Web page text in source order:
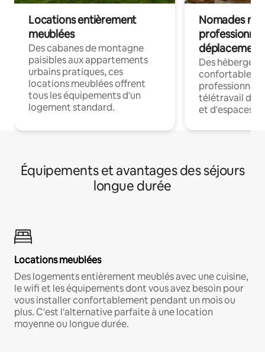
Locations entièrement
meublées
Des cabanes de montagne
paisibles aux appartements
urbains pratiques, ces
locations meublées offrent
tous les équipements d'un
logement standard.
Nomades
déplacement
Des
confortables
professionnels
télétravail
et d'espaces
Équipements et avantages des séjours
longue durée
Locations meublées
Des logements entièrement meublés avec une cuisine,
le wifi et les équipements dont vous avez besoin pour
vous installer confortablement pendant un mois ou
plus. C'est l'alternative parfaite à une location
moyenne ou longue durée.